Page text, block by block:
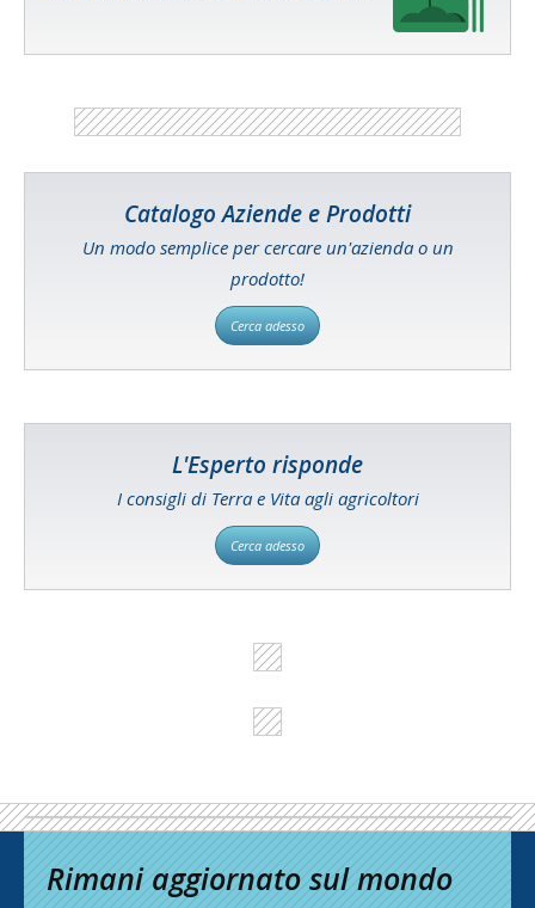
Catalogo Aziende e Prodotti
Un modo semplice per cercare un'azienda o un
prodotto!
Cerca adesso
L'Esperto risponde
I consigli di Terra e Vita agli agricoltori
Cerca adesso
Rimani aggiornato sul mondo